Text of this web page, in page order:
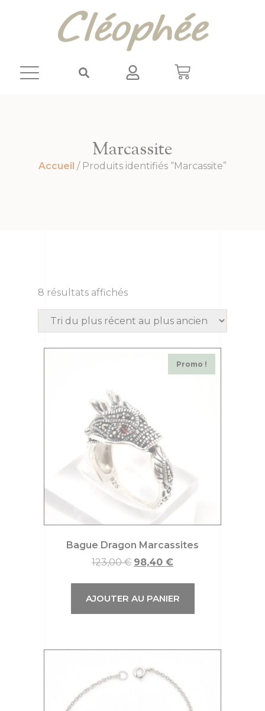
Marcassite
Accueil / Produits identifiés “Marcassite”
8 résultats affichés
Promo !
Bague Dragon Marcassites
123,00€ 98,40 €
AJOUTER AU PANIER